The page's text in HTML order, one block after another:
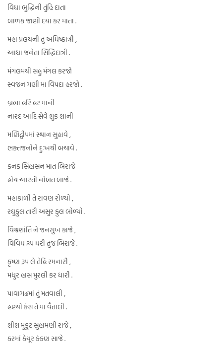
વિધા બુદ્ધિની તુંહિ દાતા
બાળક જાણી દયા કર માતા .
મહા પ્રલયની તું અધિષ્ઠાત્રી ,
આધા જનેતા સિદ્ધિદાત્રી .
મંગલમયી સહુ મંગલ કરજો
સ્વજન ગણી મા વિપદા હરજો .
બ્રહ્મા હરિ હર માની
નારદ આદિ સેવે શુક શાની
મણિદ્વીપમાં સ્થાન સુહાવે ,
ભક્તજનોને દુઃખથી બચાવે .
કનક સિંહાસન માત બિરાજે
હોય આરતી નોબત બાજે .
મહાકાળી તે રાવણ રોળ્યો ,
રઘુકુલ તારી અસુર કુલ બોળ્યો .
વિશ્વશાંતિ ને જનસુખ કાજે ,
વિવિધ રૂપ ધરી તુંજ બિરાજે .
કૃષ્ણ રૂપ લે તેહિ રમનારી ,
મધુર હાસ મુરલી કર ધારી .
પાવાગઢમાં તું મતવાલી ,
હણ્યો કંસ તે મા વૈતાલી .
શીશ મુકુટ સુહામણી રાજે ,
કરમાં કેયૂર કંકણ સાજે .